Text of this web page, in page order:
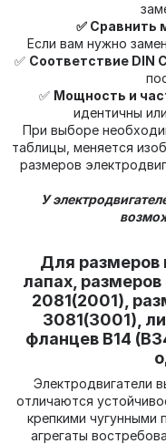
✅ Сравнить
Если вам нужно
✅ Соответствие DIN
✅ Мощность и
идентичны
При выборе
таблицы, меняется
размеров
У
Для размеров
лапах,
2081(2001),
3081(3001),
фланцев В14
Электродвигатели
отличаются
крепкими
агрегаты